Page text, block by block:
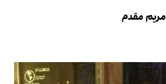
مریم مقدم